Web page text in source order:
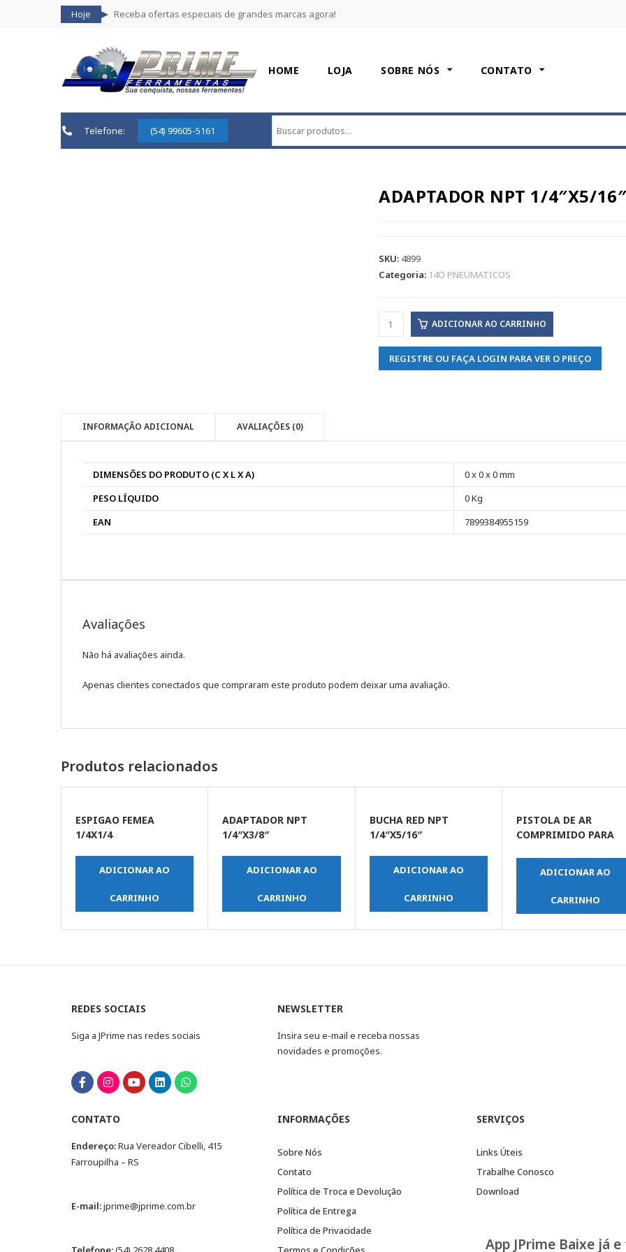
Hoje Receba ofertas especiais de grandes marcas agora!
HOME LOJA SOBRE NÓS CONTATO
Telefone: (54) 99605-5161
ADAPTADOR NPT 1/4″X5/16″
SKU: 4899
Categoria: 14O PNEUMATICOS
ADICIONAR AO CARRINHO
REGISTRE OU FAÇA LOGIN PARA VER O PREÇO
INFORMAÇÃO ADICIONAL AVALIAÇÕES (0)
DIMENSÕES DO PRODUTO (C X L X A)
0 x 0 x 0 mm
PESO LÍQUIDO
0 Kg
EAN
7899384955159
Avaliações
Não há avaliações ainda.
Apenas clientes conectados que compraram este produto podem deixar uma avaliação.
Produtos relacionados
ESPIGAO FEMEA
1/4X1/4
ADICIONAR AO
CARRINHO
ADAPTADOR NPT
1/4″X3/8″
ADICIONAR AO
CARRINHO
BUCHA RED NPT
1/4″X5/16″
ADICIONAR AO
CARRINHO
PISTOLA DE AR
COMPRIMIDO PARA
ADICIONAR AO
CARRINHO
REDES SOCIAIS
Siga a JPrime nas redes sociais
NEWSLETTER
Insira seu e-mail e receba nossas
novidades e promoções.
CONTATO
Endereço:Rua Vereador Cibelli, 415
Farroupilha – RS
E-mail:jprime@jprime.com.br
INFORMAÇÕES
Sobre Nós
Contato
Política de Troca e Devolução
Política de Entrega
Política de Privacidade
SERVIÇOS
Links Úteis
Trabalhe Conosco
Download
App JPrime Baixe já